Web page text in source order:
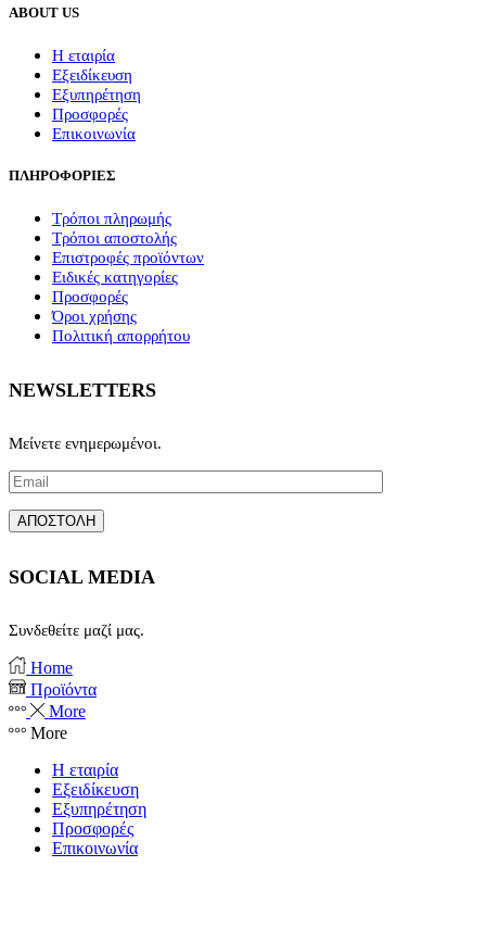
ABOUT US
Η εταιρία
Εξειδίκευση
Εξυπηρέτηση
Προσφορές
Επικοινωνία
ΠΛΗΡΟΦΟΡΙΕΣ
Τρόποι πληρωμής
Τρόποι αποστολής
Επιστροφές προϊόντων
Ειδικές κατηγορίες
Προσφορές
Όροι χρήσης
Πολιτική απορρήτου
NEWSLETTERS
Μείνετε ενημερωμένοι.
SOCIAL MEDIA
Συνδεθείτε μαζί μας.
Facebook
Instagram
Home
Προϊόντα
More
More
Η εταιρία
Εξειδίκευση
Εξυπηρέτηση
Προσφορές
Επικοινωνία